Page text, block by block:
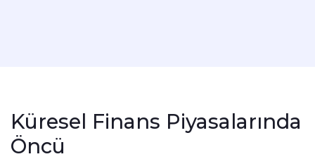
Küresel Finans Piyasalarında
Öncü